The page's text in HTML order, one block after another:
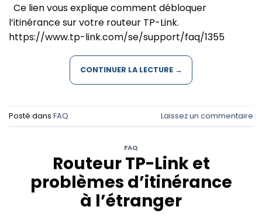
Ce lien vous explique comment débloquer
l’itinérance sur votre routeur TP-Link.
https://www.tp-link.com/se/support/faq/1355
CONTINUER LA LECTURE →
Posté dans FAQ Laissez un commentaire
FAQ
Routeur TP-Link et
problèmes d’itinérance
à l’étranger